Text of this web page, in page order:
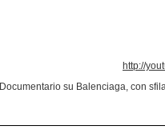
http://
Documentario su Balenciaga, con